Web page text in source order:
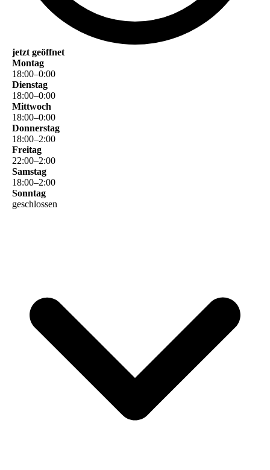
jetzt geöffnet
Montag
18:00–0:00
Dienstag
18:00–0:00
Mittwoch
18:00–0:00
Donnerstag
18:00–2:00
Freitag
22:00–2:00
Samstag
18:00–2:00
Sonntag
geschlossen